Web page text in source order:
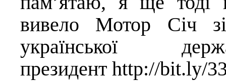
вивело Мотор Січ зі
української
президент http://bit.ly/